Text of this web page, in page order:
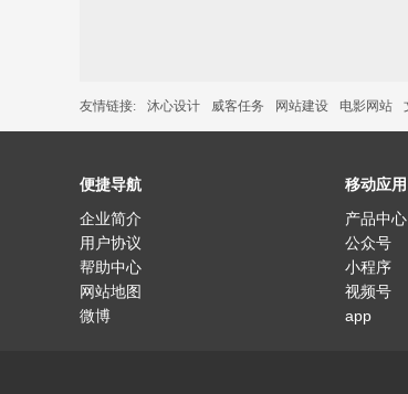
友情链接: 沐心设计 威客任务 网站建设 电影网站
便捷导航
企业简介
用户协议
帮助中心
网站地图
微博
移动应用
产品中心
公众号
小程序
视频号
app